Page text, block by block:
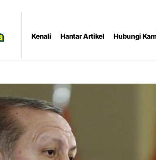
Kenali Hantar Artikel Hubungi